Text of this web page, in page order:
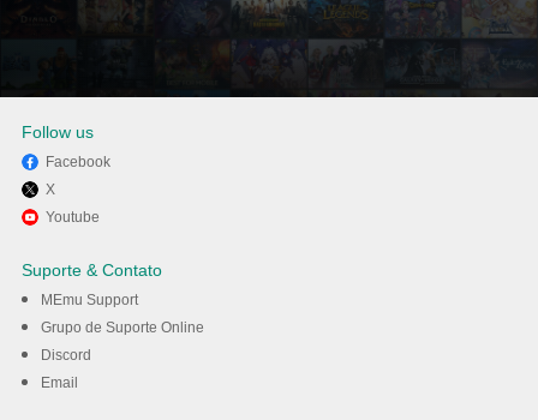
º Experimente o YouTube
Music no PC com o MEmu.
Follow us
Facebook
X
Youtube
Suporte & Contato
MEmu Support
Grupo de Suporte Online
Discord
Email